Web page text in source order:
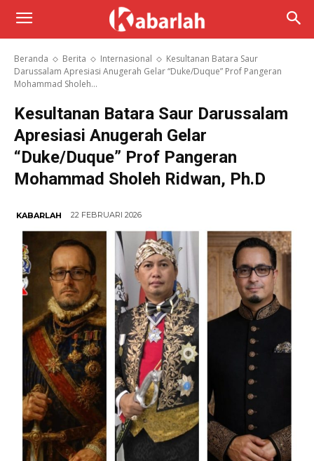
Beranda Berita Internasional
Kesultanan Batara Saur
Darussalam Apresiasi Anugerah Gelar “Duke/Duque” Prof Pangeran
Mohammad Sholeh...
Kesultanan Batara Saur Darussalam
Apresiasi Anugerah Gelar
“Duke/Duque” Prof Pangeran
Mohammad Sholeh Ridwan, Ph.D
KABARLAH 22 FEBRUARI 2026